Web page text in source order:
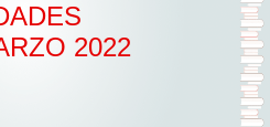
2022